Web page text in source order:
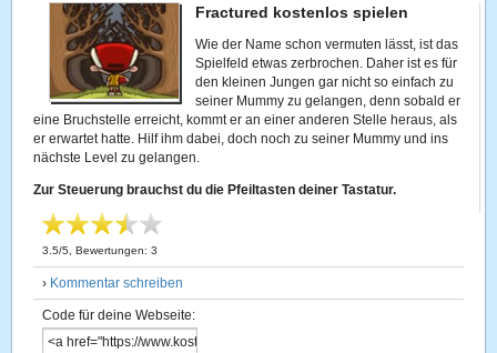
Fractured kostenlos spielen
Wie der Name schon vermuten lässt, ist das
Spielfeld etwas zerbrochen. Daher ist es für
den kleinen Jungen gar nicht so einfach zu
seiner Mummy zu gelangen, denn sobald er
eine Bruchstelle erreicht, kommt er an einer anderen Stelle heraus, als
er erwartet hatte. Hilf ihm dabei, doch noch zu seiner Mummy und ins
nächste Level zu gelangen.
Zur Steuerung brauchst du die Pfeiltasten deiner Tastatur.
3.5/5 , Bewertungen:3
› Kommentar schreiben
Code für deine Webseite: